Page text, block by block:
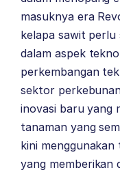
masuknya era
kelapa sawit
dalam aspek
perkembangan
sektor
inovasi baru yang
tanaman yang
kini
yang memberikan